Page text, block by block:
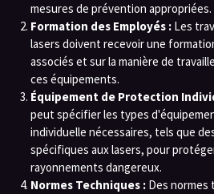
mesures de prévention appropriées.
Formation des Employés :Les
lasers doivent recevoir une
associés et sur la manière de
ces équipements.
Équipement de Protection
peut spécifier les types
individuelle nécessaires, tels que
spécifiques aux lasers, pour
rayonnements dangereux.
Normes Techniques :Des normes